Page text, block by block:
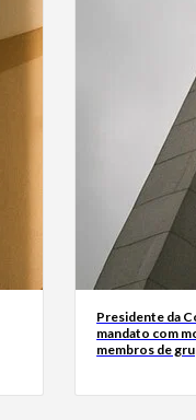
Presidente da
mandato com
membros de